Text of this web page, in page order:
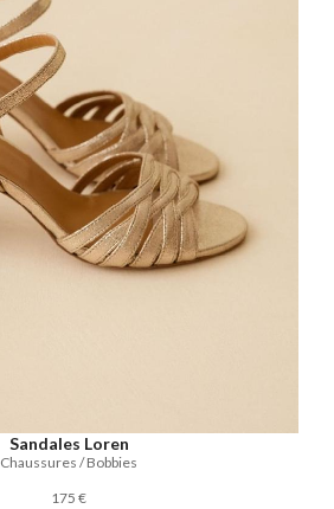
Sandales Loren
Chaussures / Bobbies
175 €